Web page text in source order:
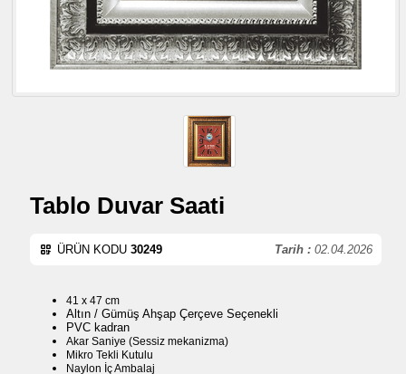
Tablo Duvar Saati
Tarih : 02.04.2026
ÜRÜN KODU 30249
41 x 47 cm
Altın / Gümüş Ahşap Çerçeve Seçenekli
PVC kadran
Akar Saniye (Sessiz mekanizma)
Mikro Tekli Kutulu
Naylon İç Ambalaj